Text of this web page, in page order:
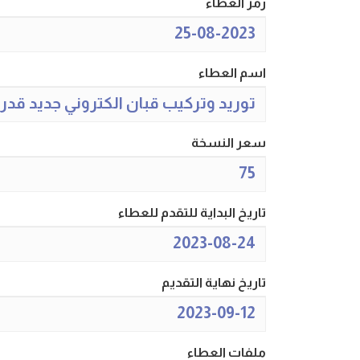
رمز العطاء
25-08-2023
اسم العطاء
توريد وتركيب قبان الكتروني جديد قدرة 100 طن في مجمع
سعر النسخة
75
تاريخ البداية للتقدم للعطاء
2023-08-24
تاريخ نهاية التقديم
2023-09-12
ملفات العطاء